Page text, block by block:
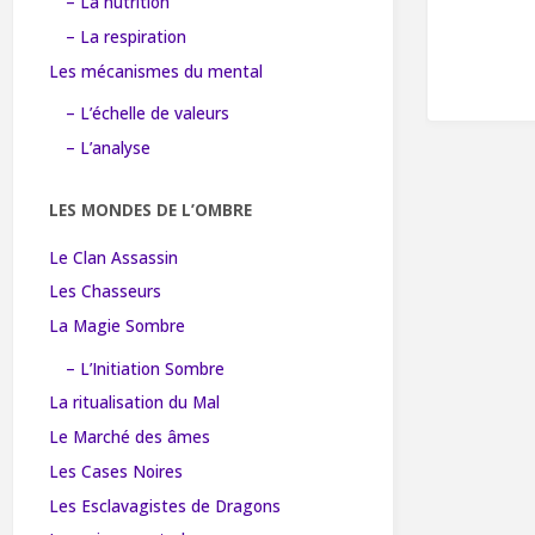
– La respiration
Les mécanismes du mental
– L’échelle de valeurs
– L’analyse
LES MONDES DE L’OMBRE
Le Clan Assassin
Les Chasseurs
La Magie Sombre
– L’Initiation Sombre
La ritualisation du Mal
Le Marché des âmes
Les Cases Noires
Les Esclavagistes de Dragons